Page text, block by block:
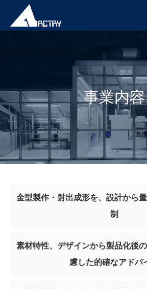
事業内容
金型製作・射出成形を、設計から
制
素材特性、デザインから製品化後
慮した的確なアドバ